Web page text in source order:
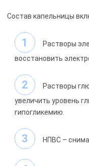
Состав капельницы
Растворы
восстановить
Растворы
увеличить уровень
гипогликемию.
НПВС –